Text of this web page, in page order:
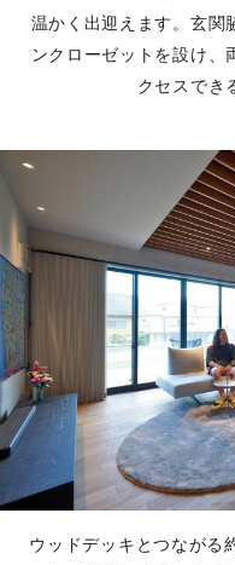
温かく出迎えます。玄関
ンクローゼットを設け、
クセスでき
ウッドデッキとつながる